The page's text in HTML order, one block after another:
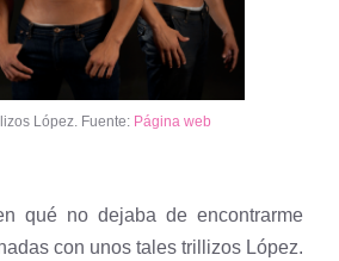
López. Fuente: Página web
qué no dejaba de encontrarme
con unos tales trillizos López.